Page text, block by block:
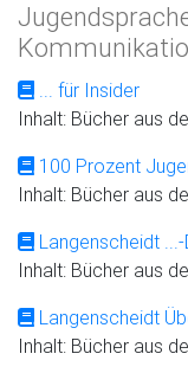
... für Insider
Inhalt: Bücher aus
100 Prozent
Inhalt: Bücher aus
Langenscheidt
Inhalt: Bücher aus
Langenscheidt
Inhalt: Bücher aus